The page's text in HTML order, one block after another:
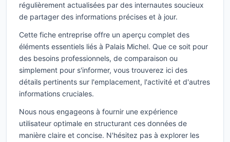
régulièrement actualisées par des internautes soucieux
de partager des informations précises et à jour.
Cette fiche entreprise offre un aperçu complet des
éléments essentiels liés à Palais Michel. Que ce soit pour
des besoins professionnels, de comparaison ou
simplement pour s'informer, vous trouverez ici des
détails pertinents sur l'emplacement, l'activité et d'autres
informations cruciales.
Nous nous engageons à fournir une expérience
utilisateur optimale en structurant ces données de
manière claire et concise. N'hésitez pas à explorer les